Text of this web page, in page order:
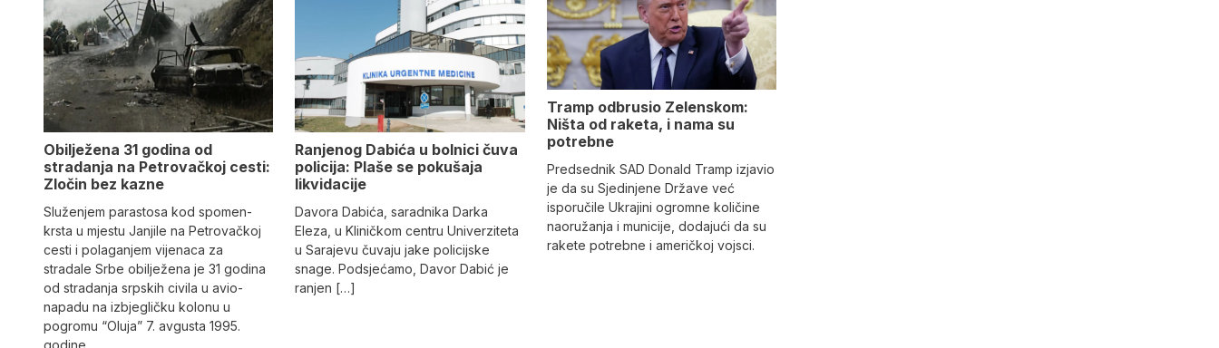
Obilježena 31 godina od
stradanja na Petrovačkoj cesti:
Zločin bez kazne
Služenjem parastosa kod spomen-
krsta u mjestu Janjile na Petrovačkoj
cesti i polaganjem vijenaca za
stradale Srbe obilježena je 31 godina
od stradanja srpskih civila u avio-
napadu na izbjegličku kolonu u
pogromu “Oluja” 7. avgusta 1995.
Ranjenog Dabića u bolnici čuva
policija: Plaše se pokušaja
likvidacije
Davora Dabića, saradnika Darka
Eleza, u Kliničkom centru Univerziteta
u Sarajevu čuvaju jake policijske
snage. Podsjećamo, Davor Dabić je
ranjen […]
Tramp odbrusio Zelenskom:
Ništa od raketa, i nama su
potrebne
Predsednik SAD Donald Tramp izjavio
je da su Sjedinjene Države već
isporučile Ukrajini ogromne količine
naoružanja i municije, dodajući da su
rakete potrebne i američkoj vojsci.